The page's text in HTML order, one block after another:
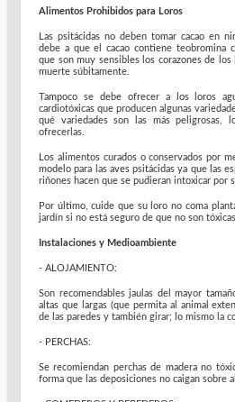
Alimentos Prohibidos para Loros
Las psitácidas no deben tomar cacao en
debe a que el cacao contiene teobromina
que son muy sensibles los corazones de
muerte súbitamente.
Tampoco se debe ofrecer a los loros
cardiotóxicas que producen algunas
qué variedades son las más peligrosas,
ofrecerlas.
Los alimentos curados o conservados por
modelo para las aves psitácidas ya que las
riñones hacen que se pudieran intoxicar por
Por último, cuide que su loro no coma
jardín si no está seguro de que no son tóxicas
Instalaciones y Medioambiente
- ALOJAMIENTO:
Son recomendables jaulas del mayor
altas que largas (que permita al animal
de las paredes y también girar; lo mismo la
- PERCHAS:
Se recomiendan perchas de madera no
forma que las deposiciones no caigan sobre